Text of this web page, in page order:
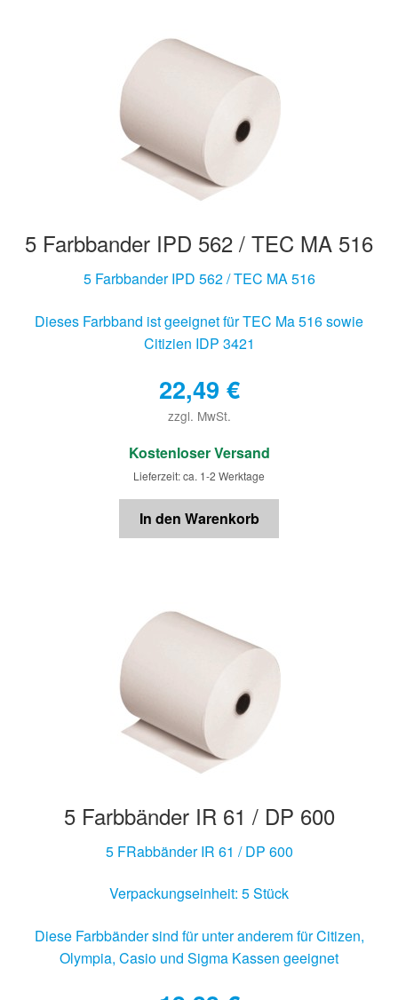
5 Farbbander IPD 562 / TEC MA 516
5 Farbbander IPD 562 / TEC MA 516
Dieses Farbband ist geeignet für TEC Ma 516 sowie
Citizien IDP 3421
22,49 €
zzgl. MwSt.
€
Kostenloser Versand
Lieferzeit: ca. 1-2 Werktage
In den Warenkorb
5 Farbbänder IR 61 / DP 600
5 FRabbänder IR 61 / DP 600
Verpackungseinheit: 5 Stück
Diese Farbbänder sind für unter anderem für Citizen,
Olympia, Casio und Sigma Kassen geeignet